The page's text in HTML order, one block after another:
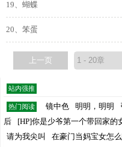
19、蝴蝶
20、笨蛋
上一页
站内强推
热门阅读 镜中色 明明，明明
后
[HP]你是少爷第一个带回家的
请为我尖叫
在豪门当妈宝女怎么